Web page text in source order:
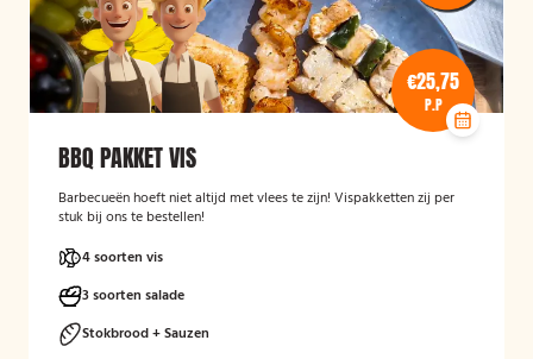
€25,75
P.P
BBQ PAKKET VIS
Barbecueën hoeft niet altijd met vlees te zijn! Vispakketten zij per
stuk bij ons te bestellen!
4 soorten vis
3 soorten salade
Stokbrood + Sauzen